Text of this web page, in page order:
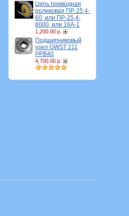
Цепь приводная
роликовая ПР-25,4-
60, или ПР-25,4-
6000, или 16A-1
1,200.00 р.
Подшипниковый
узел GWST 211
PPB40
4,700.00 р.